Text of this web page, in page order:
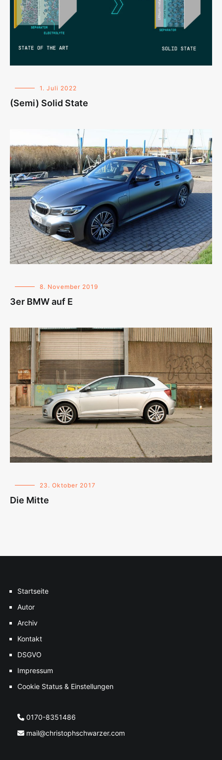
1. Juli 2022
(Semi) Solid State
8. November 2019
3er BMW auf E
23. Oktober 2017
Die Mitte
Startseite
Autor
Archiv
Kontakt
DSGVO
Impressum
Cookie Status & Einstellungen
0170-8351486
mail@christophschwarzer.com